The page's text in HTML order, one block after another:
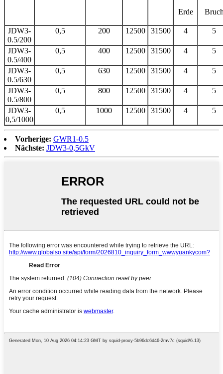
Erde
JDW3-
0.5/200
0,5 200 12500 31500 4 5
JDW3-
0.5/400
0,5 400 12500 31500 4 5
JDW3-
0.5/630
0,5 630 12500 31500 4 5
JDW3-
0.5/800
0,5 800 12500 31500 4 5
JDW3-
0,5/1000
0,5 1000 12500 31500 4 5
Vorherige: GWR1-0.5
Nächste: JDW3-0,5GkV